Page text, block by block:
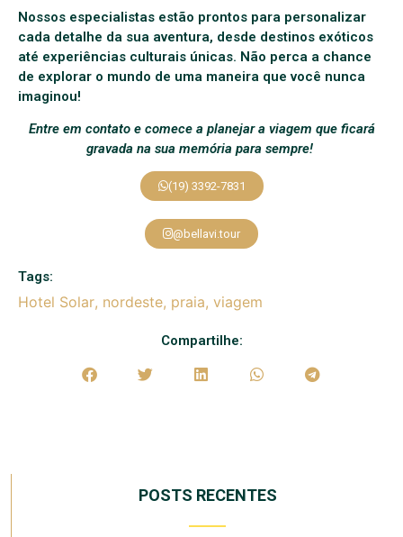
Nossos especialistas estão prontos para personalizar
cada detalhe da sua aventura, desde destinos exóticos
até experiências culturais únicas. Não perca a chance
de explorar o mundo de uma maneira que você nunca
imaginou!
Entre em contato e comece a planejar a viagem que ficará
gravada na sua memória para sempre!
(19) 3392-7831
@bellavi.tour
Tags:
Hotel Solar, nordeste, praia, viagem
Compartilhe:
POSTS RECENTES